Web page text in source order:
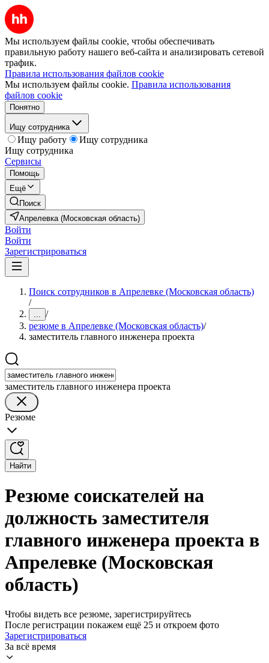
Мы используем файлы cookie, чтобы обеспечивать
правильную работу нашего веб-сайта и анализировать сетевой
трафик.
Правила использования файлов cookie
Мы используем файлы cookie. Правила использования
файлов cookie
Понятно
Ищу сотрудника
Ищу работу
Ищу сотрудника
Ищу сотрудника
Сервисы
Помощь
Ещё
Поиск
Апрелевка (Московская область)
Войти
Войти
Зарегистрироваться
Поиск сотрудников в Апрелевке (Московская область)
/
... /
резюме в Апрелевке (Московская область)/
заместитель главного инженера проекта
заместитель главного инженера проекта
Резюме
Найти
Резюме соискателей на
должность заместителя
главного инженера проекта в
Апрелевке (Московская
область)
Чтобы видеть все резюме, зарегистрируйтесь
После регистрации покажем ещё 25 и откроем фото
Зарегистрироваться
За всё время